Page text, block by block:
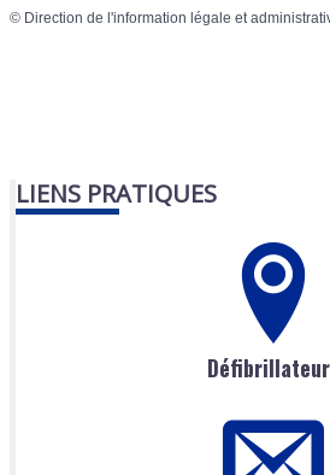
© Direction de l'information légale et
LIENS PRATIQUES